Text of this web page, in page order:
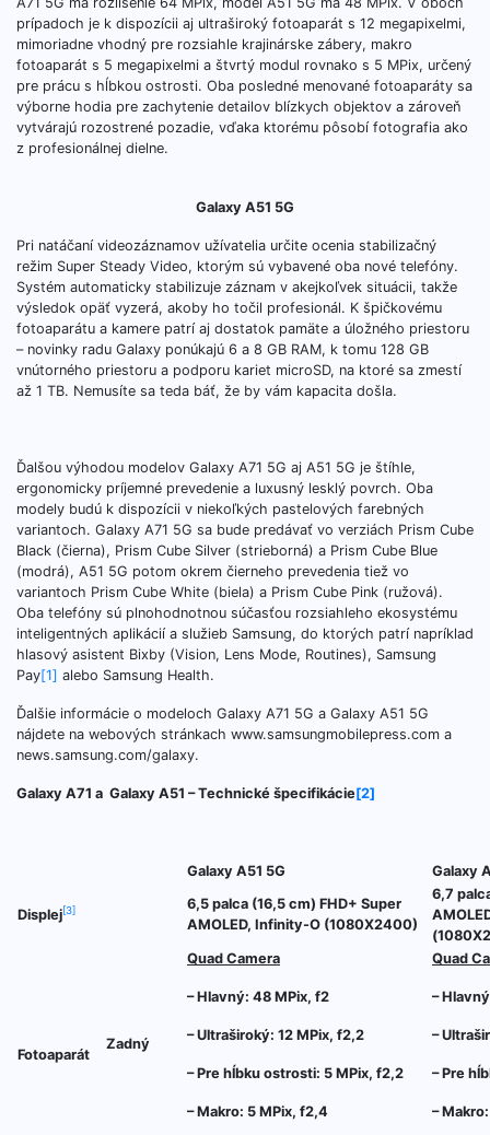
prípadoch je k dispozícii aj ultraširoký fotoaparát s 12 megapixelmi,
mimoriadne vhodný pre rozsiahle krajinárske zábery, makro
fotoaparát s 5 megapixelmi a štvrtý modul rovnako s 5 MPix, určený
pre prácu s hĺbkou ostrosti. Oba posledné menované fotoaparáty sa
výborne hodia pre zachytenie detailov blízkych objektov a zároveň
vytvárajú rozostrené pozadie, vďaka ktorému pôsobí fotografia ako
z profesionálnej dielne.
Galaxy A51 5G
Pri natáčaní videozáznamov užívatelia určite ocenia stabilizačný
režim Super Steady Video, ktorým sú vybavené oba nové telefóny.
Systém automaticky stabilizuje záznam v akejkoľvek situácii, takže
výsledok opäť vyzerá, akoby ho točil profesionál. K špičkovému
fotoaparátu a kamere patrí aj dostatok pamäte a úložného priestoru
– novinky radu Galaxy ponúkajú 6 a 8 GB RAM, k tomu 128 GB
vnútorného priestoru a podporu kariet microSD, na ktoré sa zmestí
až 1 TB. Nemusíte sa teda báť, že by vám kapacita došla.
Ďalšou výhodou modelov Galaxy A71 5G aj A51 5G je štíhle,
ergonomicky príjemné prevedenie a luxusný lesklý povrch. Oba
modely budú k dispozícii v niekoľkých pastelových farebných
variantoch. Galaxy A71 5G sa bude predávať vo verziách Prism Cube
Black (čierna), Prism Cube Silver (strieborná) a Prism Cube Blue
(modrá), A51 5G potom okrem čierneho prevedenia tiež vo
variantoch Prism Cube White (biela) a Prism Cube Pink (ružová).
Oba telefóny sú plnohodnotnou súčasťou rozsiahleho ekosystému
inteligentných aplikácií a služieb Samsung, do ktorých patrí napríklad
hlasový asistent Bixby (Vision, Lens Mode, Routines), Samsung
Pay[1] alebo Samsung Health.
Ďalšie informácie o modeloch Galaxy A71 5G a Galaxy A51 5G
nájdete na webových stránkach www.samsungmobilepress.com a
news.samsung.com/galaxy.
Galaxy A71 a Galaxy A51 – Technické špecifikácie[2]
Galaxy A51 5G Galaxy
Displej[3]
6,5 palca (16,5 cm) FHD+ Super
AMOLED, Infinity-O (1080X2400)
6,7
Fotoaparát
Zadný
Quad Camera
– Hlavný: 48 MPix, f2
– Ultraširoký: 12 MPix, f2,2
– Pre hĺbku ostrosti: 5 MPix, f2,2
– Makro: 5 MPix, f2,4
Quad
–
–
– Pre
–